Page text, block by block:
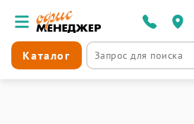
Каталог